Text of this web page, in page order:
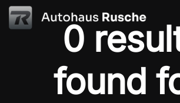
0
found